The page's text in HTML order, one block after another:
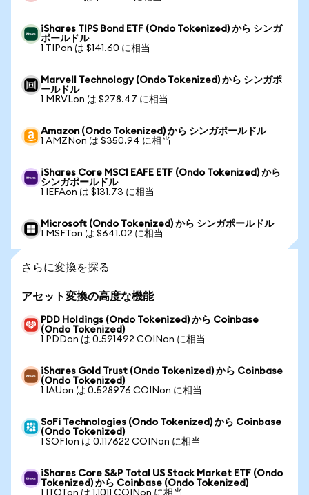
iShares TIPS Bond ETF (Ondo Tokenized) から シンガ
ポールドル
1 TIPon は $141.60 に相当
Marvell Technology (Ondo Tokenized) から シンガポ
ールドル
1 MRVLon は $278.47 に相当
Amazon (Ondo Tokenized) から シンガポールドル
1 AMZNon は $350.94 に相当
iShares Core MSCI EAFE ETF (Ondo Tokenized) から
シンガポールドル
1 IEFAon は $131.73 に相当
Microsoft (Ondo Tokenized) から シンガポールドル
1 MSFTon は $641.02 に相当
さらに変換を探る
アセット変換の高度な機能
PDD Holdings (Ondo Tokenized) から Coinbase
(Ondo Tokenized)
1 PDDon は 0.591492 COINon に相当
iShares Gold Trust (Ondo Tokenized) から Coinbase
(Ondo Tokenized)
1 IAUon は 0.528976 COINon に相当
SoFi Technologies (Ondo Tokenized) から Coinbase
(Ondo Tokenized)
1 SOFIon は 0.117622 COINon に相当
iShares Core S&P Total US Stock Market ETF (Ondo
Tokenized) から Coinbase (Ondo Tokenized)
1 ITOTon は 1.1011 COINon に相当